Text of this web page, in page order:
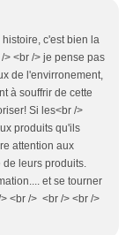
c'est bien la
> <br /> je pense pas
de l'envirronement,
à souffrir de cette
Si les<br />
produits qu'ils
attention aux
leurs produits.
et se tourner
<br /> <br /> <br />